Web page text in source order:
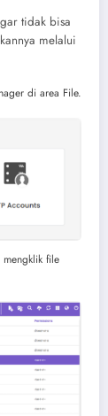
tidak bisa
melalui
di area File.
file